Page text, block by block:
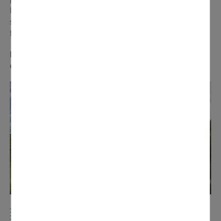
services à la personne sur mesure avec du personnel
formé et salarié de l’établissement.
d’Arcadie pour visiter les appartements témoins.